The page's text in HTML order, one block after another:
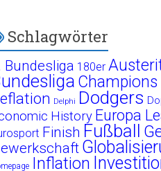
Schlagwörter
Bundesliga 180er
Champions
Delphi Dodgers
History Europa
Finish Fußball
Inflation